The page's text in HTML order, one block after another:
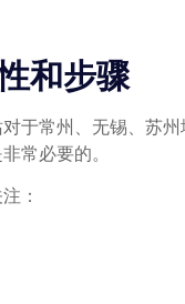
和步骤
于常州、无锡、苏
常必要的。
：